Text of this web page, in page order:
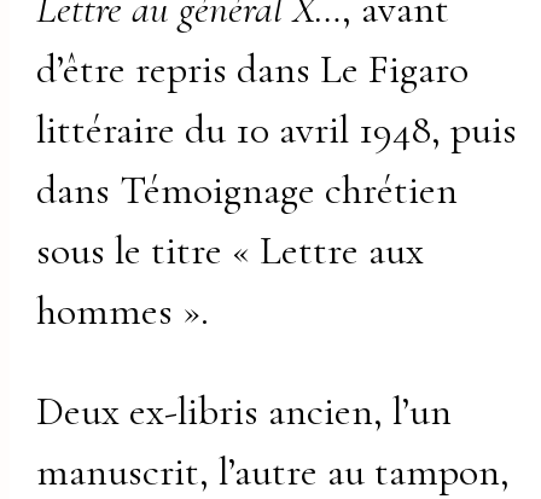
d’être repris dans Le Figaro
littéraire du 10 avril 1948, puis
dans Témoignage chrétien
sous le titre « Lettre aux
hommes ».
Deux ex-libris ancien, l’un
manuscrit, l’autre au tampon,